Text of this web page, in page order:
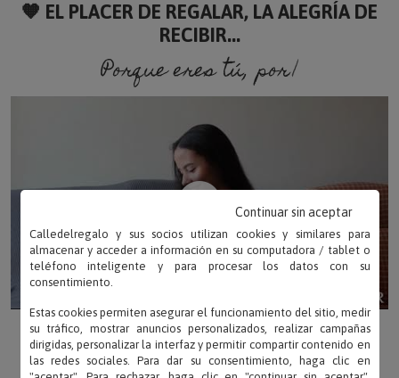
🧡 EL PLACER DE REGALAR, LA ALEGRÍA DE
RECIBIR...
Porque eres tú, porque so
Calledelregalo y sus socios utilizan cookies y similares para
almacenar y acceder a información en su computadora / tablet o
teléfono inteligente y para procesar los datos con su
consentimiento.
Estas cookies permiten asegurar el funcionamiento del sitio, medir
su tráfico, mostrar anuncios personalizados, realizar campañas
dirigidas, personalizar la interfaz y permitir compartir contenido en
las redes sociales. Para dar su consentimiento, haga clic en
Continuar sin aceptar